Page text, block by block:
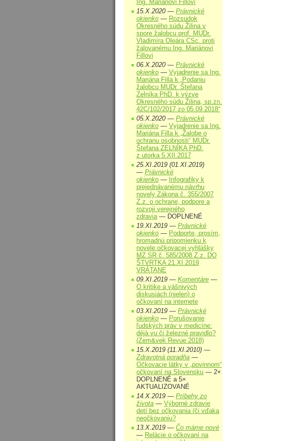
Ing. Mariánovi Fillovi
15.X.2020 — Právnické
okienko — Rozsudok
Okresného súdu Žilina v
spore žalobcu prof. MUDr.
Vladimíra Oleára CSc. proti
žalovanému Ing. Mariánovi
Fillovi
06.X.2020 — Právnické
okienko — Vyjadrenie sa Ing.
Mariána Filla k „Podaniu
žalobcu MUDr. Štefana
Zelníka PhD. k výzve
Okresného súdu Žilina, sp.zn.
42C/102/2017 zo 05.09.2018“
05.X.2020 — Právnické
okienko — Vyjadrenie sa Ing.
Mariána Filla k „Žalobe o
ochranu osobnosti“ MUDr.
Štefana ZELNÍKA PhD.
z utorka 5.XII.2017
25.XI.2019 (01.XI.2019)
— Právnické
okienko — Infografiky k
prejednávanému návrhu
novely Zákona č. 355/2007
Z.z. o ochrane, podpore a
rozvoji verejného
zdravia— DOPLNENÉ
19.XI.2019 — Právnické
okienko — Podporte, prosím,
hromadnú pripomienku k
novele očkovacej vyhlášky
MZ SR č. 585/2008 Z.z. DO
ŠTVRTKA 21.XI.2019
VRÁTANE
09.XI.2019 — Komentáre —
O kritike a vášnivých
diskusiách (nielen) o
očkovaní na internete
03.XI.2019 — Právnické
okienko — Porušovanie
ľudských práv v medicíne:
déjà vu či železné pravidlo?
(Zem&vek Revue 2018)
15.X.2019 (11.XI.2010) —
Zdravotná poradňa —
Očkovacie látky v „povinnom“
očkovaní na Slovensku — 2×
DOPLNENÉ a 5×
AKTUALIZOVANÉ
14.X.2019 — Príbehy zo
života — Výborné zdravie
detí bez očkovania (či vďaka
neočkovaniu?
13.X.2019 — Čo máme nové
— Relácie o očkovaní na